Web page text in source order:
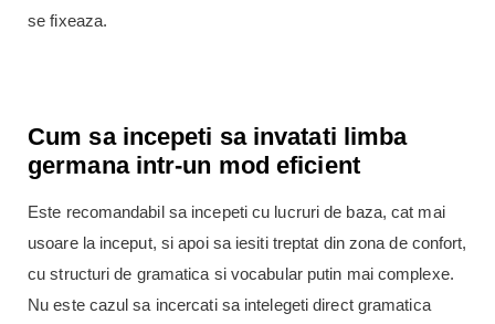
se fixeaza.
Cum sa incepeti sa invatati limba
germana intr-un mod eficient
Este recomandabil sa incepeti cu lucruri de baza, cat mai
usoare la inceput, si apoi sa iesiti treptat din zona de confort,
cu structuri de gramatica si vocabular putin mai complexe.
Nu este cazul sa incercati sa intelegeti direct gramatica